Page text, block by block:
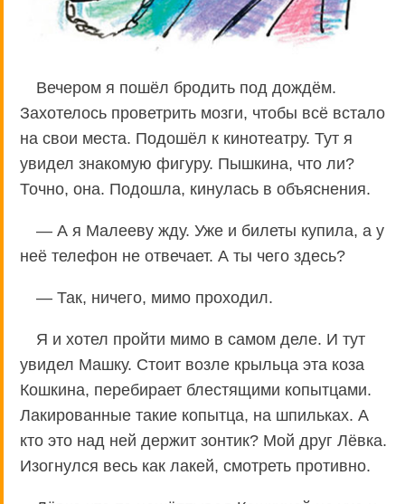
Вечером я пошёл бродить под дождём.
Захотелось проветрить мозги, чтобы всё встало
на свои места. Подошёл к кинотеатру. Тут я
увидел знакомую фигуру. Пышкина, что ли?
Точно, она. Подошла, кинулась в объяснения.
— А я Малееву жду. Уже и билеты купила, а у
неё телефон не отвечает. А ты чего здесь?
— Так, ничего, мимо проходил.
Я и хотел пройти мимо в самом деле. И тут
увидел Машку. Стоит возле крыльца эта коза
Кошкина, перебирает блестящими копытцами.
Лакированные такие копытца, на шпильках. А
кто это над ней держит зонтик? Мой друг Лёвка.
Изогнулся весь как лакей, смотреть противно.